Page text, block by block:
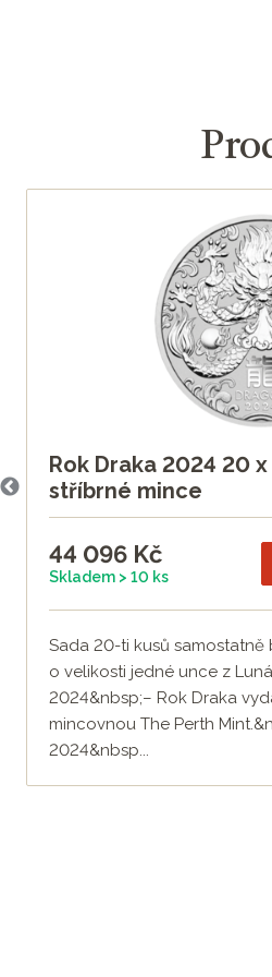
Rok Draka 2024 20
stříbrné mince
44 096 Kč
Skladem > 10 ks
Sada 20-ti kusů
o velikosti jedné unce z
2024&nbsp;– Rok Draka
mincovnou The Perth
2024&nbsp...